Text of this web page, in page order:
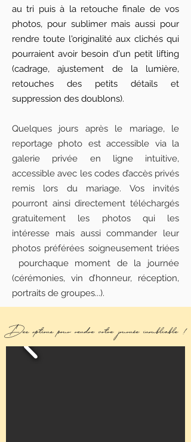
au tri puis à la retouche finale de vos
photos, pour sublimer mais aussi pour
rendre toute l'originalité aux clichés qui
pourraient avoir besoin d'un petit lifting
(cadrage, ajustement de la lumière,
retouches des petits détails et
suppression des doublons).
Quelques jours après le mariage, le
reportage photo est accessible via la
galerie privée en ligne intuitive,
accessible avec les codes d’accès privés
remis lors du mariage. Vos invités
pourront ainsi directement téléchargés
gratuitement les photos qui les
intéresse mais aussi commander leur
photos préférées soigneusement triées
pourchaque moment de la journée
(cérémonies, vin d’honneur, réception,
portraits de groupes...).
Des options pour rendre votre journée inoubliable !